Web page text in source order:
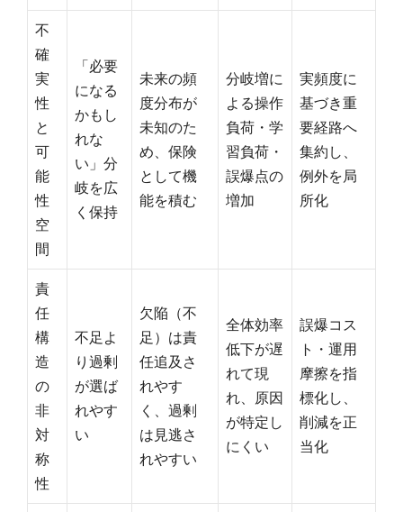
不
確
実
性
と
可
能
性
空
間
「必要
になる
かもし
れな
い」分
岐を広
く保持
未来の頻
度分布が
未知のた
め、保険
として機
能を積む
分岐増に
よる操作
負荷・学
習負荷・
誤爆点の
増加
実頻度に
基づき重
要経路へ
集約し、
例外を局
所化
責
任
構
造
の
非
対
称
性
不足よ
り過剰
が選ば
れやす
い
欠陥（不
足）は責
任追及さ
れやす
く、過剰
は見逃さ
れやすい
全体効率
低下が遅
れて現
れ、原因
が特定し
にくい
誤爆コス
ト・運用
摩擦を指
標化し、
削減を正
当化